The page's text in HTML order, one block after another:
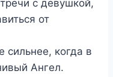
с девушкой,
от
сильнее, когда в
Ангел.